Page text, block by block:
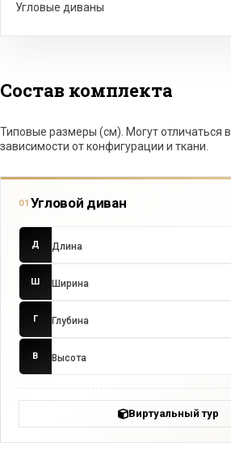
Угловые диваны
Состав комплекта
Типовые размеры (см). Могут отличаться в
зависимости от конфигурации и ткани.
01 Угловой диван
Д Длина
Ш Ширина
Г Глубина
В Высота
Виртуальный тур